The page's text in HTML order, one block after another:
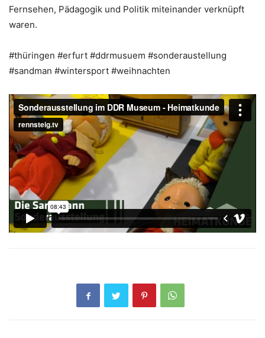
Fernsehen, Pädagogik und Politik miteinander verknüpft
waren.
#thüringen #erfurt #ddrmusuem #sonderaustellung
#sandman #wintersport #weihnachten